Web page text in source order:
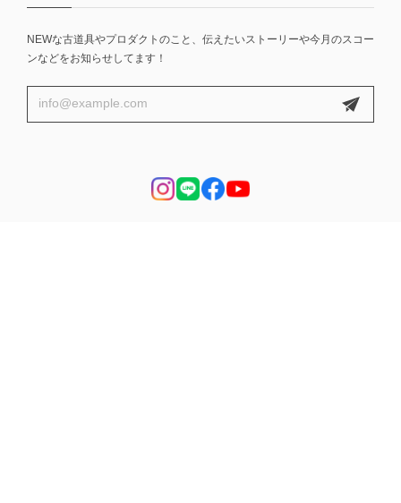
NEWな古道具やプロダクトのこと、伝えたいストーリーや今月のスコー
ンなどをお知らせしてます！